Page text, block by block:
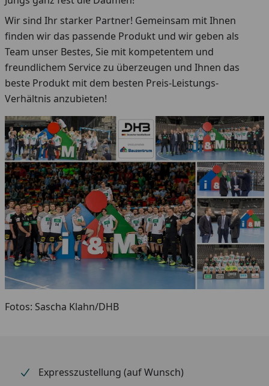
Wir sind Ihr starker Partner! Gemeinsam mit Ihnen
finden wir das passende Produkt und wir geben als
Team unser Bestes, Sie mit kompetentem und
freundlichem Service zu überzeugen und Ihnen das
beste Produkt mit dem besten Preis-Leistungs-
Verhältnis anzubieten!
Fotos: Sascha Klahn/DHB
Expresszustellung (auf Wunsch)